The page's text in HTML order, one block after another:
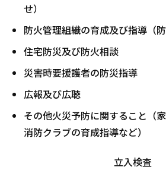
せ）
防火管理組織の育成及び指導（防
住宅防災及び防火相談
災害時要援護者の防災指導
広報及び広聴
その他火災予防に関すること（
消防クラブの育成指導など）
立入検査